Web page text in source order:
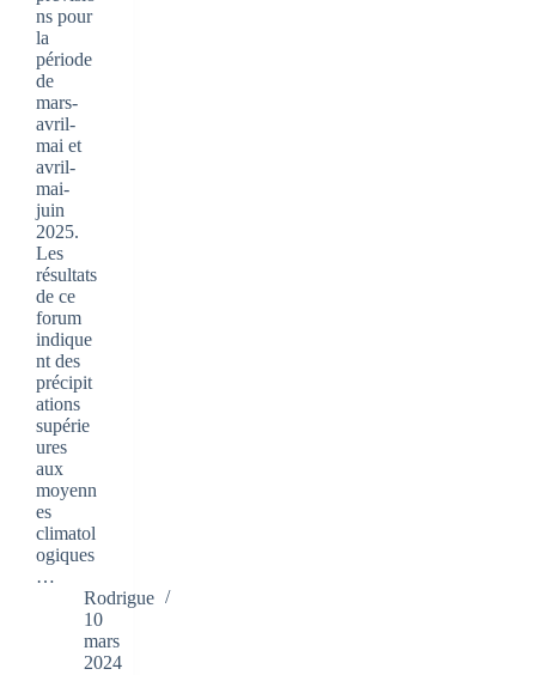
ns pour
la
période
de
mars-
avril-
mai et
avril-
mai-
juin
2025.
Les
résultats
de ce
forum
indique
nt des
précipit
ations
supérie
ures
aux
moyenn
es
climatol
ogiques
…
Rodrigue
10
mars
2024